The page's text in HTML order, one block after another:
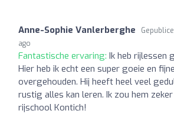
Anne-Sophie Vanlerberghe
ago
Fantastische ervaring: Ik heb rijlessen
Hier heb ik echt een super goeie en
overgehouden. Hij heeft heel veel
rustig alles kan leren. Ik zou hem zeker
rijschool Kontich!